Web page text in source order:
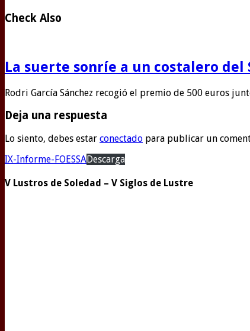
Check Also
La suerte sonríe a un costalero
Rodri García Sánchez recogió el premio de 500 euros
Deja una respuesta
Lo siento, debes estar conectado para publicar un
IX-Informe-FOESSADescarga
V Lustros de Soledad – V Siglos de Lustre